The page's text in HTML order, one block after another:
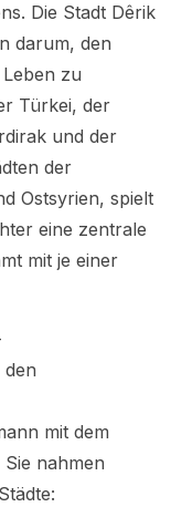
Die Stadt Dêrik
darum, den
zu
Türkei, der
und der
der
Ostsyrien, spielt
eine zentrale
mit je einer
mit dem
nahmen